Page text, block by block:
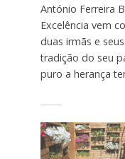
António Ferreira
Excelência vem
duas irmãs e
tradição do seu
puro a herança